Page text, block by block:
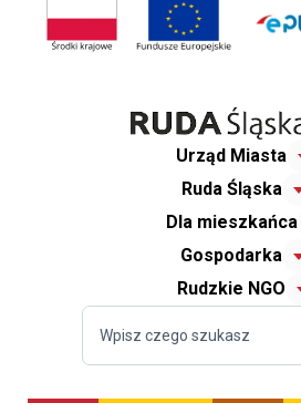
Urząd Miasta
Ruda Śląska
Dla mieszkańca
Gospodarka
Rudzkie NGO